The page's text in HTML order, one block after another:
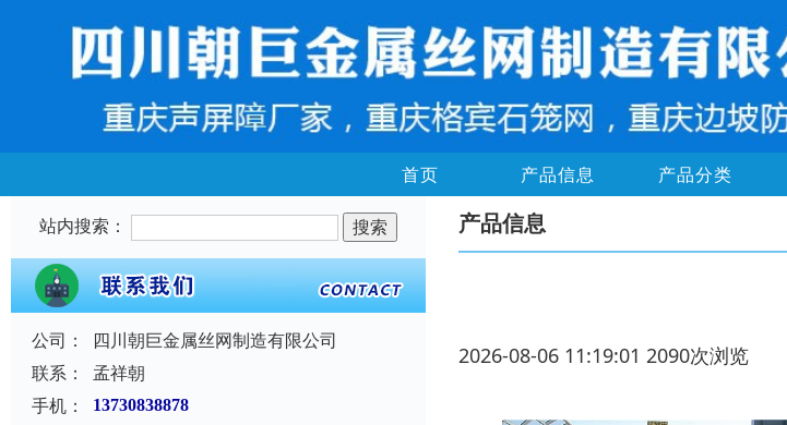
首页 产品信息 产品分类
站内搜索：
公司：
四川朝巨金属丝网制造有限公司
联系：
孟祥朝
手机：
13730838878
产品信息
2026-08-06 11:19:01 2090次浏览